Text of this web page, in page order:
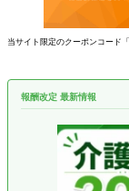
当サイト限定のクーポンコード「
報酬改定 最新情報